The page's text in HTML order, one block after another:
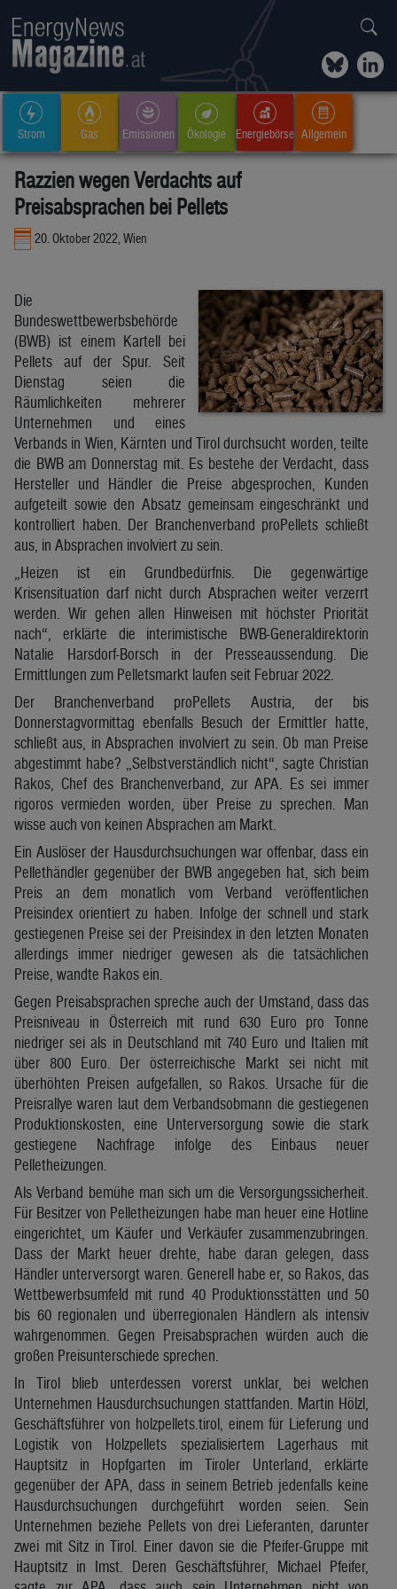
Strom Gas Emissionen Ökologie Energiebörse Allgemein
Razzien wegen Verdachts auf
Preisabsprachen bei Pellets
20. Oktober 2022, Wien
Die
Bundeswettbewerbsbehörde
(BWB) ist einem Kartell bei
Pellets auf der Spur. Seit
Dienstag seien die
Räumlichkeiten mehrerer
Unternehmen und eines
Verbands in Wien, Kärnten und Tirol durchsucht worden, teilte
die BWB am Donnerstag mit. Es bestehe der Verdacht, dass
Hersteller und Händler die Preise abgesprochen, Kunden
aufgeteilt sowie den Absatz gemeinsam eingeschränkt und
kontrolliert haben. Der Branchenverband proPellets schließt
aus, in Absprachen involviert zu sein.
„Heizen ist ein Grundbedürfnis. Die gegenwärtige
Krisensituation darf nicht durch Absprachen weiter verzerrt
werden. Wir gehen allen Hinweisen mit höchster Priorität
nach“, erklärte die interimistische BWB-Generaldirektorin
Natalie Harsdorf-Borsch in der Presseaussendung. Die
Ermittlungen zum Pelletsmarkt laufen seit Februar 2022.
Der Branchenverband proPellets Austria, der bis
Donnerstagvormittag ebenfalls Besuch der Ermittler hatte,
schließt aus, in Absprachen involviert zu sein. Ob man Preise
abgestimmt habe? „Selbstverständlich nicht“, sagte Christian
Rakos, Chef des Branchenverband, zur APA. Es sei immer
rigoros vermieden worden, über Preise zu sprechen. Man
wisse auch von keinen Absprachen am Markt.
Ein Auslöser der Hausdurchsuchungen war offenbar, dass ein
Pellethändler gegenüber der BWB angegeben hat, sich beim
Preis an dem monatlich vom Verband veröffentlichen
Preisindex orientiert zu haben. Infolge der schnell und stark
gestiegenen Preise sei der Preisindex in den letzten Monaten
allerdings immer niedriger gewesen als die tatsächlichen
Preise, wandte Rakos ein.
Gegen Preisabsprachen spreche auch der Umstand, dass das
Preisniveau in Österreich mit rund 630 Euro pro Tonne
niedriger sei als in Deutschland mit 740 Euro und Italien mit
über 800 Euro. Der österreichische Markt sei nicht mit
überhöhten Preisen aufgefallen, so Rakos. Ursache für die
Preisrallye waren laut dem Verbandsobmann die gestiegenen
Produktionskosten, eine Unterversorgung sowie die stark
gestiegene Nachfrage infolge des Einbaus neuer
Pelletheizungen.
Als Verband bemühe man sich um die Versorgungssicherheit.
Für Besitzer von Pelletheizungen habe man heuer eine Hotline
eingerichtet, um Käufer und Verkäufer zusammenzubringen.
Dass der Markt heuer drehte, habe daran gelegen, dass
Händler unterversorgt waren. Generell habe er, so Rakos, das
Wettbewerbsumfeld mit rund 40 Produktionsstätten und 50
bis 60 regionalen und überregionalen Händlern als intensiv
wahrgenommen. Gegen Preisabsprachen würden auch die
großen Preisunterschiede sprechen.
In Tirol blieb unterdessen vorerst unklar, bei welchen
Unternehmen Hausdurchsuchungen stattfanden. Martin Hölzl,
Geschäftsführer von holzpellets.tirol, einem für Lieferung und
Logistik von Holzpellets spezialisiertem Lagerhaus mit
Hauptsitz in Hopfgarten im Tiroler Unterland, erklärte
gegenüber der APA, dass in seinem Betrieb jedenfalls keine
Hausdurchsuchungen durchgeführt worden seien. Sein
Unternehmen beziehe Pellets von drei Lieferanten, darunter
zwei mit Sitz in Tirol. Einer davon sie die Pfeifer-Gruppe mit
Hauptsitz in Imst. Deren Geschäftsführer, Michael Pfeifer,